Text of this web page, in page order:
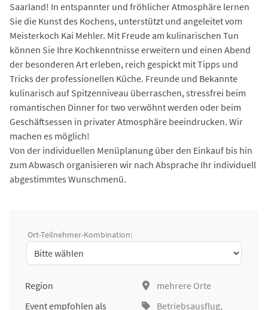
Saarland! In entspannter und fröhlicher Atmosphäre lernen
Sie die Kunst des Kochens, unterstützt und angeleitet vom
Meisterkoch Kai Mehler. Mit Freude am kulinarischen Tun
können Sie Ihre Kochkenntnisse erweitern und einen Abend
der besonderen Art erleben, reich gespickt mit Tipps und
Tricks der professionellen Küche. Freunde und Bekannte
kulinarisch auf Spitzenniveau überraschen, stressfrei beim
romantischen Dinner for two verwöhnt werden oder beim
Geschäftsessen in privater Atmosphäre beeindrucken. Wir
machen es möglich!
Von der individuellen Menüplanung über den Einkauf bis hin
zum Abwasch organisieren wir nach Absprache Ihr individuell
abgestimmtes Wunschmenü.
Ort-Teilnehmer-Kombination:
Region
mehrere Orte
Event empfohlen als
Betriebsausflug,